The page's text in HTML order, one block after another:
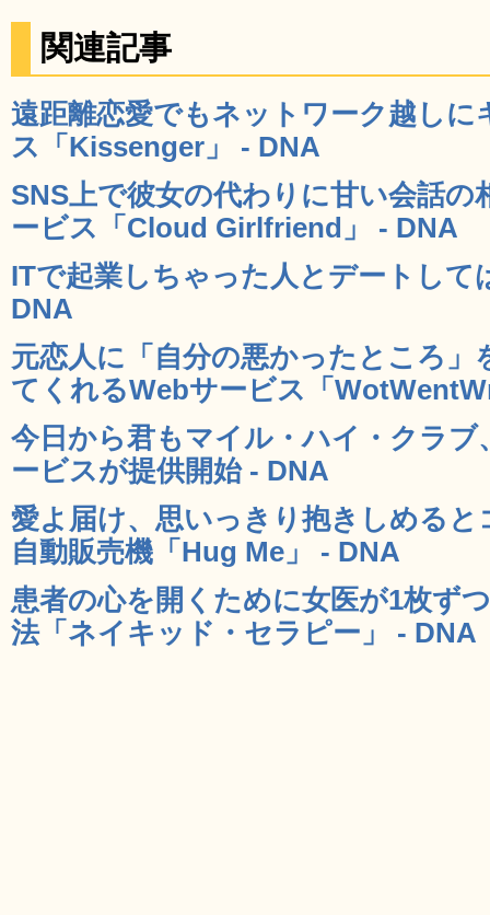
関連記事
遠距離恋愛でもネットワーク越し
ス「Kissenger」 - DNA
SNS上で彼女の代わりに甘い会話
ービス「Cloud Girlfriend」 - DNA
ITで起業しちゃった人とデートして
DNA
元恋人に「自分の悪かったところ」
てくれるWebサービス「
今日から君もマイル・ハイ・クラ
ービスが提供開始 - DNA
愛よ届け、思いっきり抱きしめる
自動販売機「Hug Me」 - DNA
患者の心を開くために女医が1枚ず
法「ネイキッド・セラピー」 - DNA